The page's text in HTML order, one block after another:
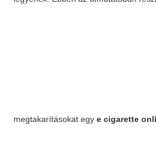
megtakarításokat egye cigarette